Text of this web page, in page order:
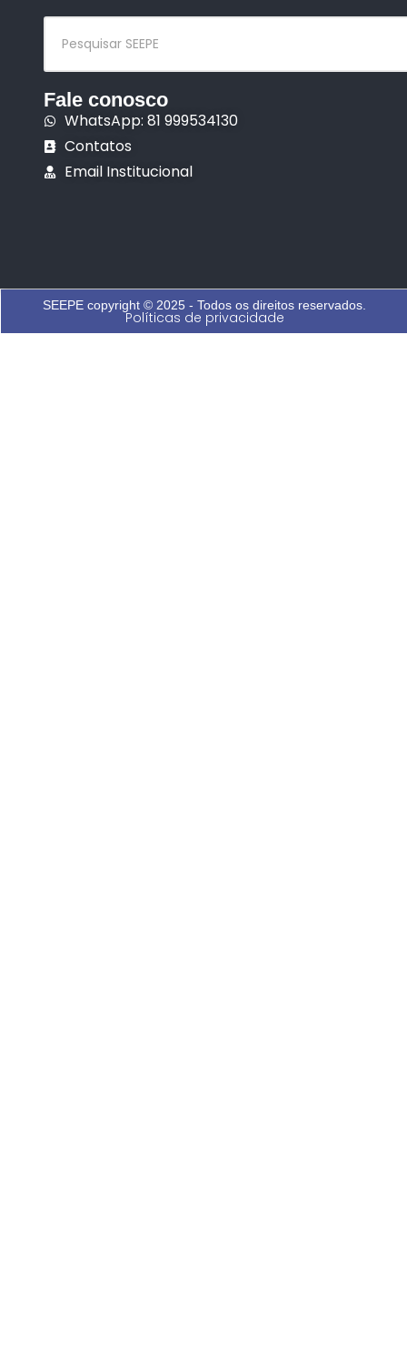
Fale conosco
WhatsApp: 81 999534130
Contatos
Email Institucional
SEEPE copyright © 2025 - Todos os direitos reservados.
Políticas de privacidade